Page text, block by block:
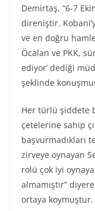
Demirtaş, “6-7
direniştir.
ve en doğru
Öcalan ve PKK,
ediyor’ dediği
şeklinde
Her türlü şiddete
çetelerine sahip
başvurmadıkları
zirveye oynayan
rolü çok iyi
almamıştır”
ortaya koymuştur.